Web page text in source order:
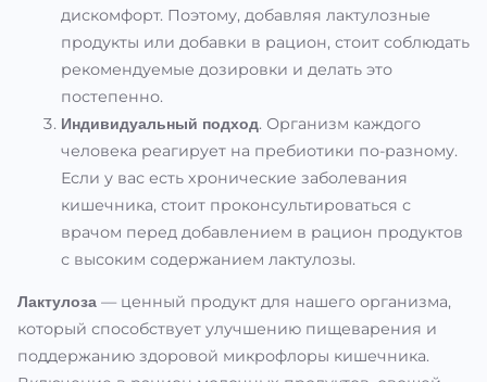
дискомфорт. Поэтому, добавляя лактулозные
продукты или добавки в рацион, стоит соблюдать
рекомендуемые дозировки и делать это
постепенно.
Индивидуальный подход. Организм каждого
человека реагирует на пребиотики по-разному.
Если у вас есть хронические заболевания
кишечника, стоит проконсультироваться с
врачом перед добавлением в рацион продуктов
с высоким содержанием лактулозы.
Лактулоза — ценный продукт для нашего организма,
который способствует улучшению пищеварения и
поддержанию здоровой микрофлоры кишечника.